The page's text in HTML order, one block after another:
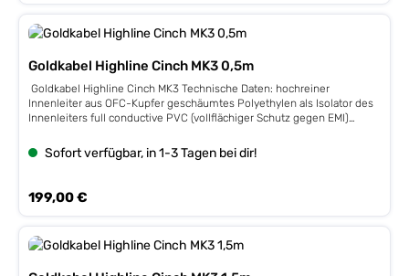
Goldkabel Highline Cinch MK3 0,5m
Goldkabel Highline Cinch MK3 Technische Daten: hochreiner
Innenleiter aus OFC-Kupfer geschäumtes Polyethylen als Isolator des
Innenleiters full conductive PVC (vollflächiger Schutz gegen EMI)
verspannbare Cinchstecker für besten Sitz auf der Buchse vergoldete
Kontakte hochwertiges Außengewebe mit feiner Haptik
Sofort verfügbar, in 1-3 Tagen bei dir!
Regulärer Preis:
199,00 €